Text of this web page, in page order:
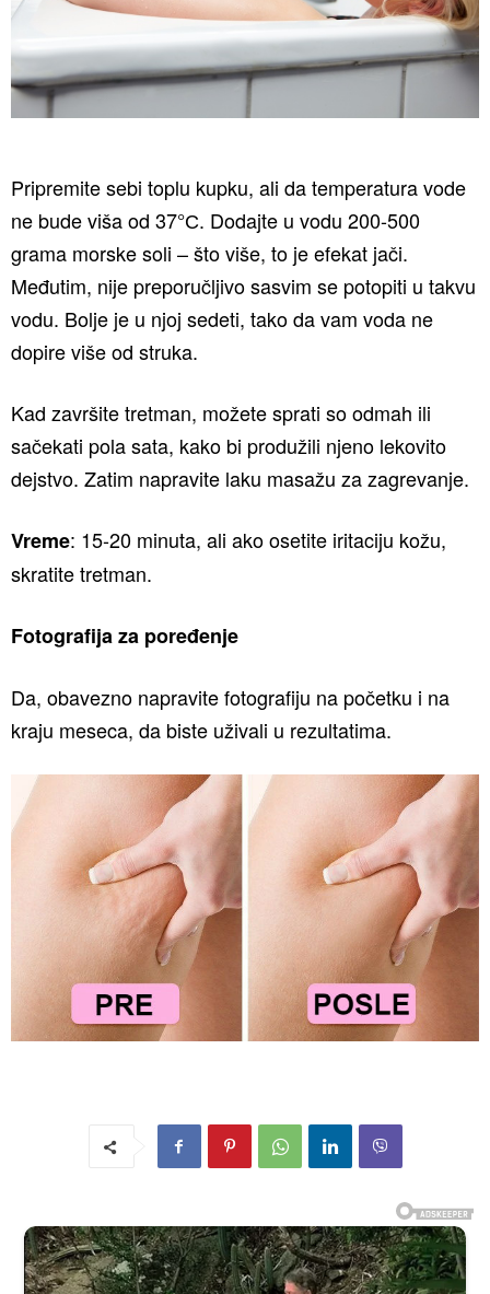
Pripremite sebi toplu kupku, ali da temperatura vode
ne bude viša od 37°С. Dodajte u vodu 200-500
grama morske soli – što više, to je efekat jači.
Međutim, nije preporučljivo sasvim se potopiti u takvu
vodu. Bolje je u njoj sedeti, tako da vam voda ne
dopire više od struka.
Kad završite tretman, možete sprati so odmah ili
sačekati pola sata, kako bi produžili njeno lekovito
dejstvo. Zatim napravite laku masažu za zagrevanje.
Vreme: 15-20 minuta, ali ako osetite iritaciju kožu,
skratite tretman.
Fotografija za poređenje
Da, obavezno napravite fotografiju na početku i na
kraju meseca, da biste uživali u rezultatima.